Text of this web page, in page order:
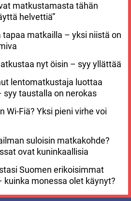
matkustamasta tähän
helvettiä”
tapaa matkailla – yksi niistä on
nyt öisin – syy yllättää
lentomatkustaja luottaa
syy taustalla on nerokas
Wi-Fiä? Yksi pieni virhe voi
suloisin matkakohde?
ovat kuninkaallisia
Suomen erikoisimmat
monessa olet käynyt?